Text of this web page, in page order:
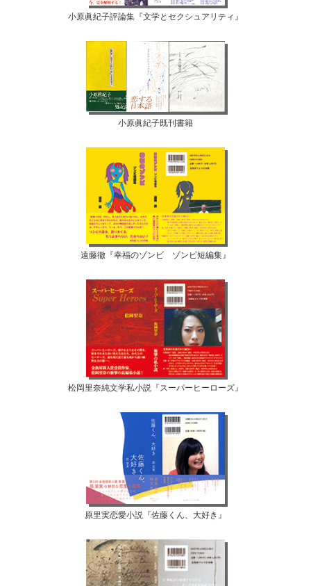
小原眞紀子評論集『文学とセクシュアリティ』
小原眞紀子既刊書籍
遠藤徹『幸福のゾンビ ゾンビ短編集』
松岡里奈純文学私小説『スーパーヒーローズ』
原里実恋愛小説『佐藤くん、大好き』